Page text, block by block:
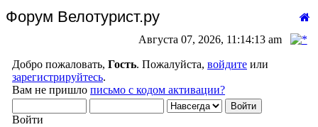
Форум Велотурист.ру
Августа 07, 2026, 11:14:13 am
Добро пожаловать, Гость. Пожалуйста, войдите или
зарегистрируйтесь.
Вам не пришло письмо с кодом активации?
Войти